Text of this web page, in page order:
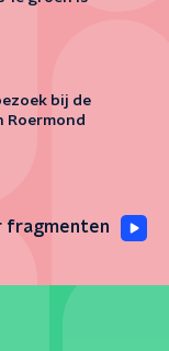
bij de
fragmenten